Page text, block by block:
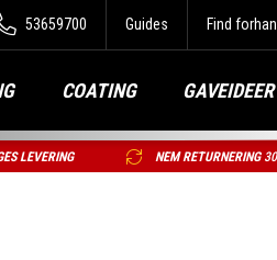
53659700 Guides Find
COATING GAVEIDEER
LEVERING NEM RETURNERING